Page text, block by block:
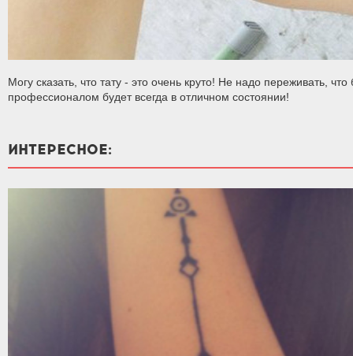
Могу сказать, что тату - это очень круто! Не надо переживать,
профессионалом будет всегда в отличном состоянии!
ИНТЕРЕСНОЕ: